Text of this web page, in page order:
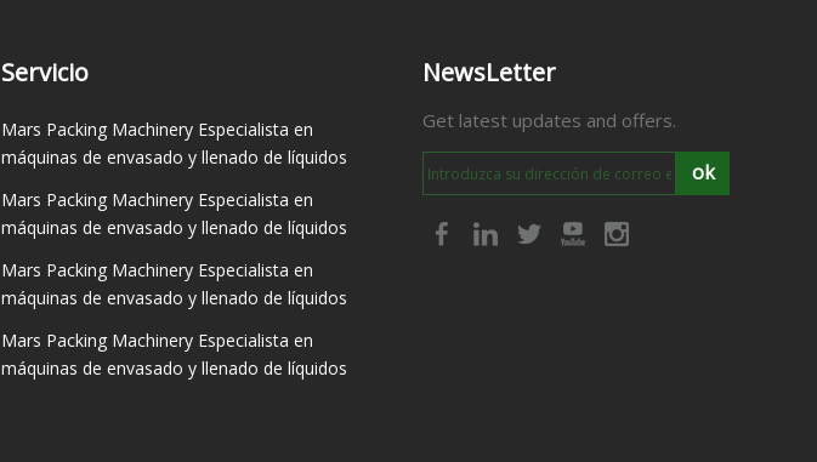
Servicio
Mars Packing Machinery Especialista en
máquinas de envasado y llenado de líquidos
Mars Packing Machinery Especialista en
máquinas de envasado y llenado de líquidos
Mars Packing Machinery Especialista en
máquinas de envasado y llenado de líquidos
Mars Packing Machinery Especialista en
máquinas de envasado y llenado de líquidos
NewsLetter
Get latest updates and offers.
ok